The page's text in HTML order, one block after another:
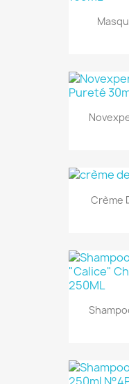
Crème